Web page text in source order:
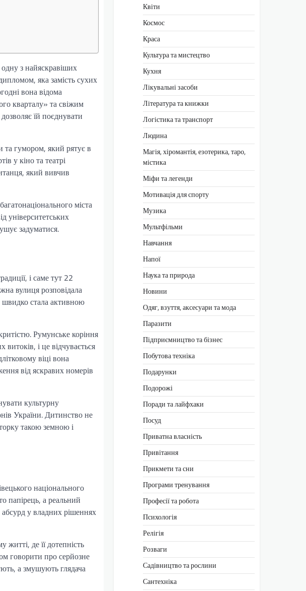
з найяскравіших
яка замість сухих
вона відома
кварталу» та свіжим
їй поєднувати
та гумором, який рятує в
у кіно та театрі
який вивчив
міста
університетських
задуматися.
і саме тут 22
вулиця розповідала
швидко стала активною
Румунське коріння
і це відчувається
віці вона
від яскравих номерів
культурну
України. Дитинство не
такою земною і
національного
папірець, а реальний
абсурд у владних рішеннях
де її дотепність
говорити про серйозне
а змушують глядача
Квіти
Космос
Краса
Культура та мистецтво
Кухня
Лікувальні засоби
Література та книжки
Логістика та транспорт
Людина
Магія, хіромантія, езотерика, таро,
містика
Міфи та легенди
Мотивація для спорту
Музика
Мультфільми
Навчання
Напої
Наука та природа
Новини
Одяг, взуття, аксесуари та мода
Паразити
Підприємництво та бізнес
Побутова техніка
Подарунки
Подорожі
Поради та лайфхаки
Посуд
Приватна власність
Привітання
Прикмети та сни
Програми тренування
Професії та робота
Психологія
Релігія
Розваги
Садівництво та рослини
Сантехніка